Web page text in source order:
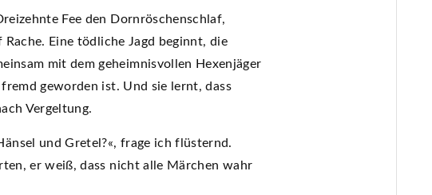
Fee den Dornröschenschlaf,
Eine tödliche Jagd beginnt, die
mit dem geheimnisvollen Hexenjäger
geworden ist. Und sie lernt, dass
Vergeltung.
und Gretel?«, frage ich flüsternd.
er weiß, dass nicht alle Märchen wahr